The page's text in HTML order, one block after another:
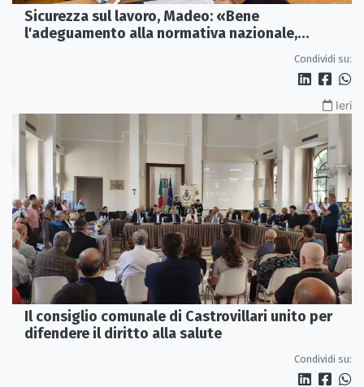
Sicurezza sul lavoro, Madeo: «Bene
l'adeguamento alla normativa nazionale,
Condividi su:
Ieri
Il consiglio comunale di Castrovillari unito per
difendere il diritto alla salute
Condividi su: